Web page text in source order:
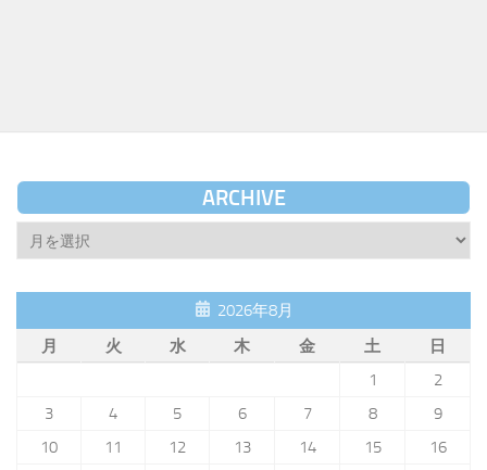
ARCHIVE
Archive
2026年8月
月
火 水 木 金 土
日
1
2
3
4 5 6 7 8
9
10
11 12 13 14 15
16